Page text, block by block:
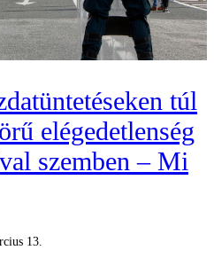
túl
elégedetlenség
szemben – Mi
13.